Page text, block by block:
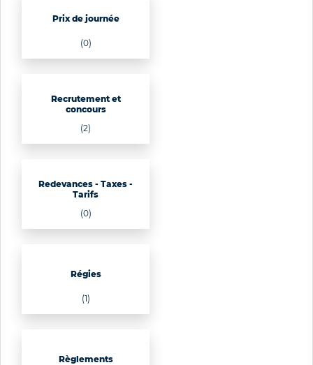
Prix de journée
(0)
Recrutement et
concours
(2)
Redevances - Taxes -
Tarifs
(0)
Régies
(1)
Règlements